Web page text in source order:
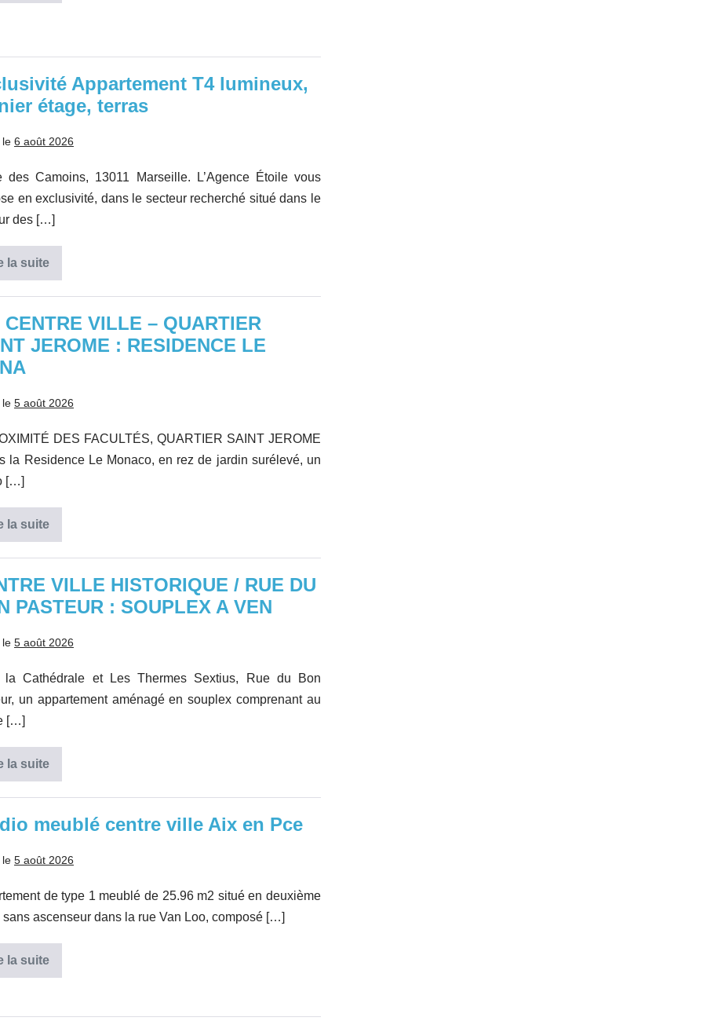
rénové
Appartement T4 lumineux,
étage, terras
le 6 août 2026
des Camoins, 13011 Marseille. L’Agence Étoile vous
en exclusivité, dans le secteur recherché situé dans le
des […]
la suite
Exclusivité
Appartement
T4
dernier
étage,
terras
CENTRE VILLE – QUARTIER
JEROME : RESIDENCE LE
le 5 août 2026
DES FACULTÉS, QUARTIER SAINT JEROME
la Residence Le Monaco, en rez de jardin surélevé, un
[…]
la suite
AIX
CENTRE
VILLE
QUARTIER
SAINT
JEROME
:
LE
VILLE HISTORIQUE / RUE DU
PASTEUR : SOUPLEX A VEN
le 5 août 2026
la Cathédrale et Les Thermes Sextius, Rue du Bon
un appartement aménagé en souplex comprenant au
[…]
la suite
CENTRE
VILLE
HISTORIQUE
RUE
DU
PASTEUR
:
A
meublé centre ville Aix en Pce
le 5 août 2026
de type 1 meublé de 25.96 m2 situé en deuxième
sans ascenseur dans la rue Van Loo, composé […]
la suite
Studio
meublé
Aix